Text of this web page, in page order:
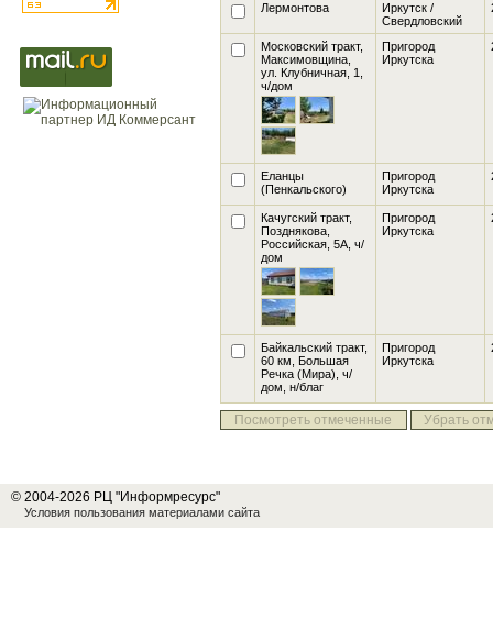
Лермонтова
Иркутск /
Свердловский
Московский тракт,
Максимовщина,
ул. Клубничная, 1
ч/дом
Пригород
Иркутска
Еланцы
(Пенкальского)
Пригород
Иркутска
Качугский тракт,
Позднякова,
Российская, 5А , ч/
дом
Пригород
Иркутска
Байкальский тракт,
60 км, Большая
Речка (Мира), ч/
дом, н/благ
Пригород
Иркутска
Посмотреть отмеченные Убрать
© 2004-2026 РЦ "Информресурс"
Условия пользования материалами сайта